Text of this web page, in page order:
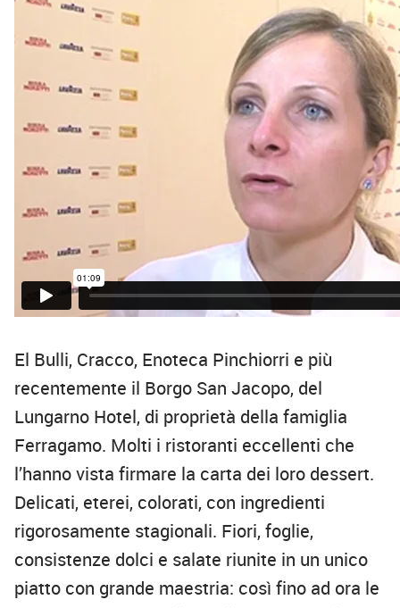
El Bulli, Cracco, Enoteca Pinchiorri e più
recentemente il Borgo San Jacopo, del
Lungarno Hotel, di proprietà della famiglia
Ferragamo. Molti i ristoranti eccellenti che
l’hanno vista firmare la carta dei loro dessert.
Delicati, eterei, colorati, con ingredienti
rigorosamente stagionali. Fiori, foglie,
consistenze dolci e salate riunite in un unico
piatto con grande maestria: così fino ad ora le